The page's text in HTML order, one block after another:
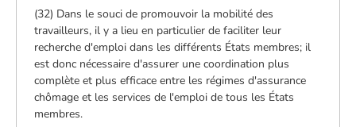
(32) Dans le souci de promouvoir la mobilité des
travailleurs, il y a lieu en particulier de faciliter leur
recherche d'emploi dans les différents États membres; il
est donc nécessaire d'assurer une coordination plus
complète et plus efficace entre les régimes d'assurance
chômage et les services de l'emploi de tous les États
membres.